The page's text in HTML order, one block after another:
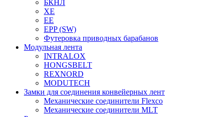
БКНЛ
XE
EE
EPP (SW)
Футеровка приводных барабанов
Модульная лента
INTRALOX
HONGSBELT
REXNORD
MODUTECH
Замки для соединения конвейерных лент
Механические соединители Flexco
Механические соединители MLT